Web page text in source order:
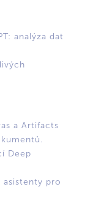
analýza dat
a Artifacts
Deep
asistenty pro